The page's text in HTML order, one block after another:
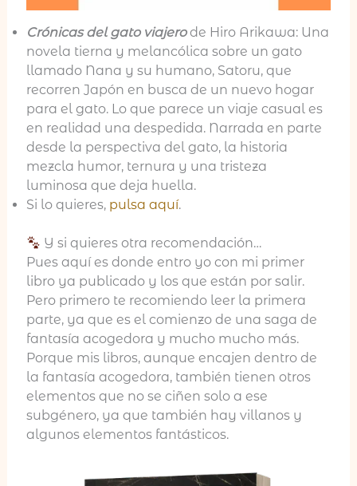
Crónicas del gato viajerode Hiro Arikawa: Una
novela tierna y melancólica sobre un gato
llamado Nana y su humano, Satoru, que
recorren Japón en busca de un nuevo hogar
para el gato. Lo que parece un viaje casual es
en realidad una despedida. Narrada en parte
desde la perspectiva del gato, la historia
mezcla humor, ternura y una tristeza
luminosa que deja huella.
Si lo quieres, pulsa aquí.
Y si quieres otra recomendación…
Pues aquí es donde entro yo con mi primer
libro ya publicado y los que están por salir.
Pero primero te recomiendo leer la primera
parte, ya que es el comienzo de una saga de
fantasía acogedora y mucho mucho más.
Porque mis libros, aunque encajen dentro de
la fantasía acogedora, también tienen otros
elementos que no se ciñen solo a ese
subgénero, ya que también hay villanos y
algunos elementos fantásticos.